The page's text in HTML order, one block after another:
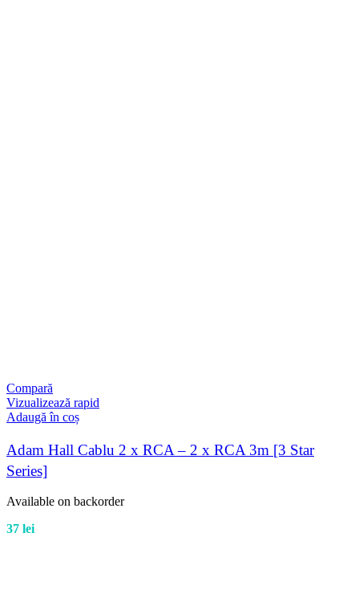
Compară
Vizualizează rapid
Adaugă în coș
Adam Hall Cablu 2 x RCA – 2 x RCA 3m [3 Star
Series]
Available on backorder
37 lei